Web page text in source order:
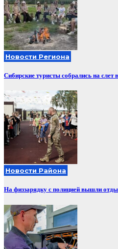
Новости Региона
Сибирские туристы собрались на слет
Новости Района
На физзарядку с полицией вышли